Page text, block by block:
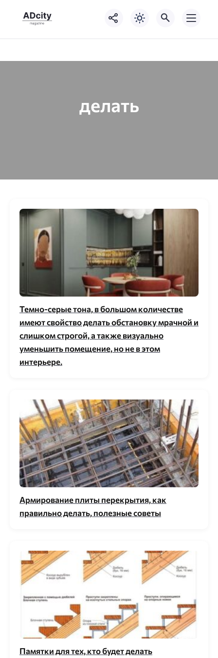
делать
Темно-серые тона, в большом количестве
имеют свойство делать обстановку мрачной и
слишком строгой, а также визуально
уменьшить помещение, но не в этом
интерьере.
Армирование плиты перекрытия, как
правильно делать, полезные советы
Памятки для тех, кто будет делать